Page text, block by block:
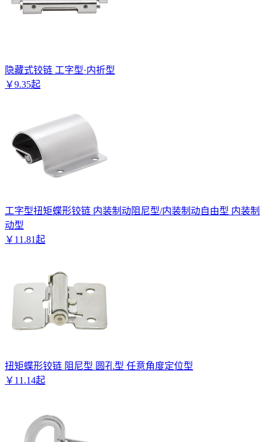
隐藏式铰链 工字型·内折型
￥9.35起
工字型扭矩蝶形铰链 内装制动阻尼型/内装制动自由型 内装制
动型
￥ 11 .81起
扭矩蝶形铰链 阻尼型 圆孔型 任意角度定位型
￥ 11 .14起